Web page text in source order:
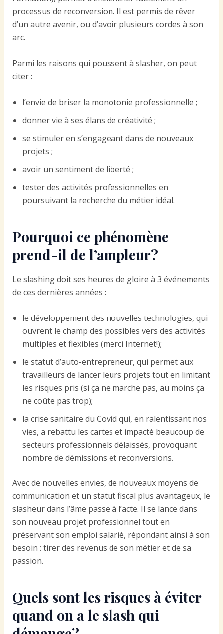
processus de reconversion. Il est permis de rêver
d’un autre avenir, ou d’avoir plusieurs cordes à son
arc.
Parmi les raisons qui poussent à slasher, on peut
citer :
l’envie de briser la monotonie professionnelle ;
donner vie à ses élans de créativité ;
se stimuler en s’engageant dans de nouveaux
projets ;
avoir un sentiment de liberté ;
tester des activités professionnelles en
poursuivant la recherche du métier idéal.
Pourquoi ce phénomène
prend-il de l’ampleur?
Le slashing doit ses heures de gloire à 3 événements
de ces dernières années :
le développement des nouvelles technologies, qui
ouvrent le champ des possibles vers des activités
multiples et flexibles (merci Internet!);
le statut d’auto-entrepreneur, qui permet aux
travailleurs de lancer leurs projets tout en limitant
les risques pris (si ça ne marche pas, au moins ça
ne coûte pas trop);
la crise sanitaire du Covid qui, en ralentissant nos
vies, a rebattu les cartes et impacté beaucoup de
secteurs professionnels délaissés, provoquant
nombre de démissions et reconversions.
Avec de nouvelles envies, de nouveaux moyens de
communication et un statut fiscal plus avantageux, le
slasheur dans l’âme passe à l’acte. Il se lance dans
son nouveau projet professionnel tout en
préservant son emploi salarié, répondant ainsi à son
besoin : tirer des revenus de son métier et de sa
passion.
Quels sont les risques à éviter
quand on a le slash qui